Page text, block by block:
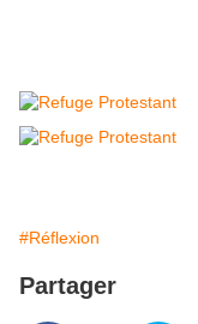
#Réflexion
Partager